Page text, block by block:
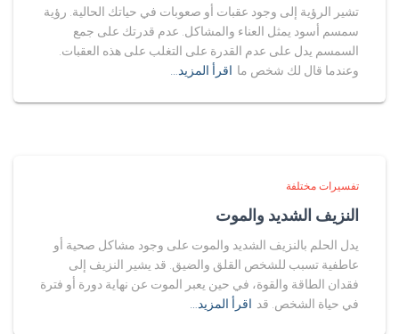
تشير الرؤية إلى وجود عقبات أو صعوبات في حياتك الحالية. رؤية
سمسم أسود يمثل العناء والمشاكل. عدم قدرتك على جمع
السمسم يدل على عدم القدرة على التغلب على هذه العقبات.
وعندما قال لك شخص ما اقرأ المزيد…
تفسيرات مختلفة
النزيف الشديد والموت
يدل الحلم بالنزيف الشديد والموت على وجود مشاكل صحية أو
عاطفية تسبب للشخص القلق والضيق. قد يشير النزيف إلى
فقدان الطاقة والقوة، في حين يعبر الموت عن نهاية دورة أو فترة
في حياة الشخص. قد اقرأ المزيد…